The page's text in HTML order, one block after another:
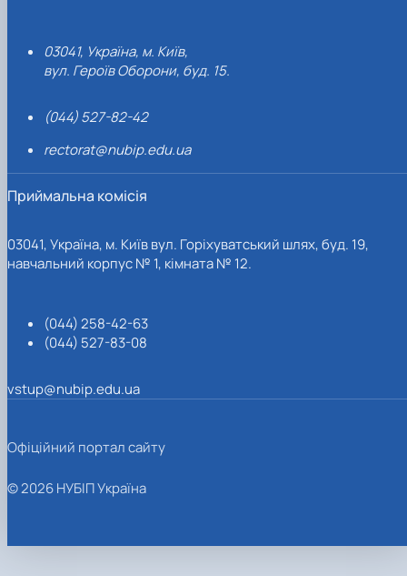
03041, Україна, м. Київ,
вул. Героїв Оборони, буд. 15.
(044) 527-82-42
rectorat@nubip.edu.ua
Приймальна комісія
03041, Україна, м. Київ вул. Горіхуватський шлях, буд. 19,
навчальний корпус № 1, кімната № 12.
(044) 258-42-63
(044) 527-83-08
vstup@nubip.edu.ua
Офіційний портал сайту
© 2026 НУБІП Україна